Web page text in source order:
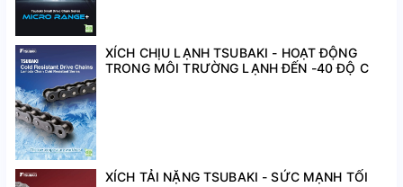
TKF
TKF085
TKV TKV130
XÍCH CHỊU LẠNH TSUBAKI - HOẠT ĐỘNG
TRONG MÔI TRƯỜNG LẠNH ĐẾN -40 ĐỘ C
XÍCH TẢI NẶNG TSUBAKI - SỨC MẠNH TỐI